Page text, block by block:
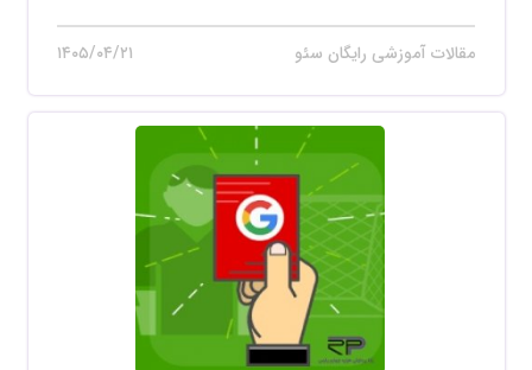
مقالات آموزشی رایگان سئو ۱۴۰۵/۰۴/۲۱